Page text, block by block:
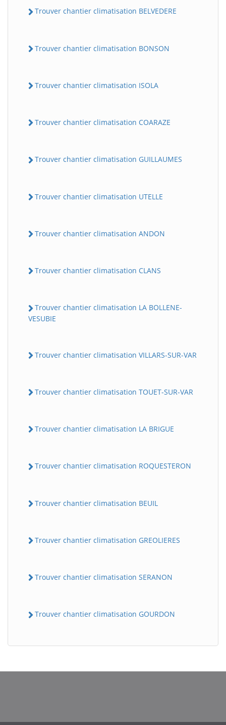
Trouver chantier climatisation BELVEDERE
Trouver chantier climatisation BONSON
Trouver chantier climatisation ISOLA
Trouver chantier climatisation COARAZE
Trouver chantier climatisation GUILLAUMES
Trouver chantier climatisation UTELLE
Trouver chantier climatisation ANDON
Trouver chantier climatisation CLANS
Trouver chantier climatisation LA BOLLENE-
VESUBIE
Trouver chantier climatisation VILLARS-SUR-VAR
Trouver chantier climatisation TOUET-SUR-VAR
Trouver chantier climatisation LA BRIGUE
Trouver chantier climatisation ROQUESTERON
Trouver chantier climatisation BEUIL
Trouver chantier climatisation GREOLIERES
Trouver chantier climatisation SERANON
Trouver chantier climatisation GOURDON
BatiWebPro
BatiWebPro